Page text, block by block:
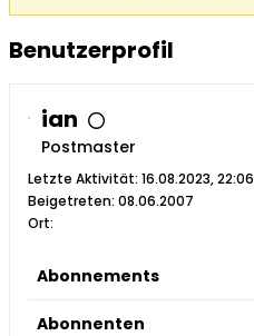
Benutzerprofil
ian
Postmaster
Letzte Aktivität: 16.08.2023, 22:06
Beigetreten: 08.06.2007
Ort:
Abonnements
Abonnenten